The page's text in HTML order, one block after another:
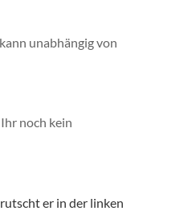
unabhängig von
noch kein
er in der linken